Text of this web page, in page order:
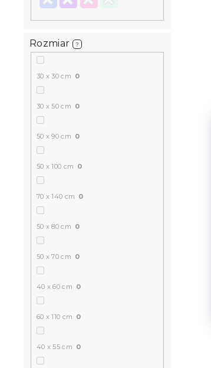
Rozmiar ?
30 x 30 cm 0
30 x 50 cm 0
50 x 90 cm 0
50 x 100 cm 0
70 x 140 cm 0
50 x 80 cm 0
50 x 70 cm 0
40 x 60 cm 0
60 x 110 cm 0
40 x 55 cm 0